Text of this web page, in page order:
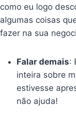
como eu logo
algumas coisas
fazer na sua
Falar demais:
inteira sobre
estivesse
não ajuda!